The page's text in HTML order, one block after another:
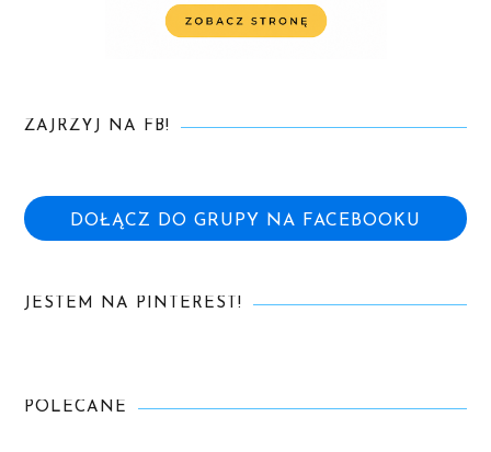
ZAJRZYJ NA FB!
DOŁĄCZ DO GRUPY NA FACEBOOKU
JESTEM NA PINTEREST!
POLECANE